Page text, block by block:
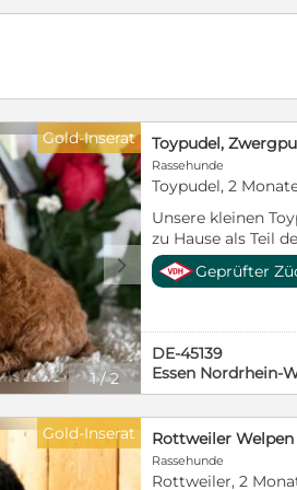
1/2
d
Gold-Inserat
Rassehunde
Toypudel, 2
Unsere kleinen
zu Hause als Teil
separaten
an unseren ganz
man, wie
eine möchte
entdecken,
machen jeden
Toypudel sind
Geprüfter
DE-45139
Essen Nordrhein-
Gold-Inserat
Rassehunde
Rottweiler, 2